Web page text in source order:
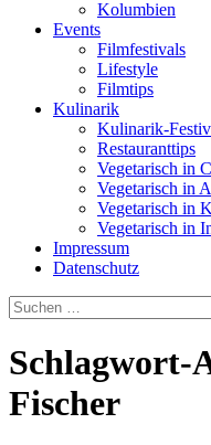
Kolumbien
Events
Filmfestivals
Lifestyle
Filmtips
Kulinarik
Kulinarik-
Restauranttips
Vegetarisch in
Vegetarisch in
Vegetarisch in
Vegetarisch in
Impressum
Datenschutz
Suchen
nach:
Schlagwort-
Fischer